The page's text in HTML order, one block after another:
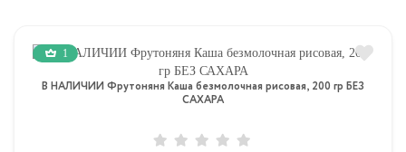
1
В НАЛИЧИИ Фрутоняня Каша безмолочная рисовая, 200 гр БЕЗ
САХАРА